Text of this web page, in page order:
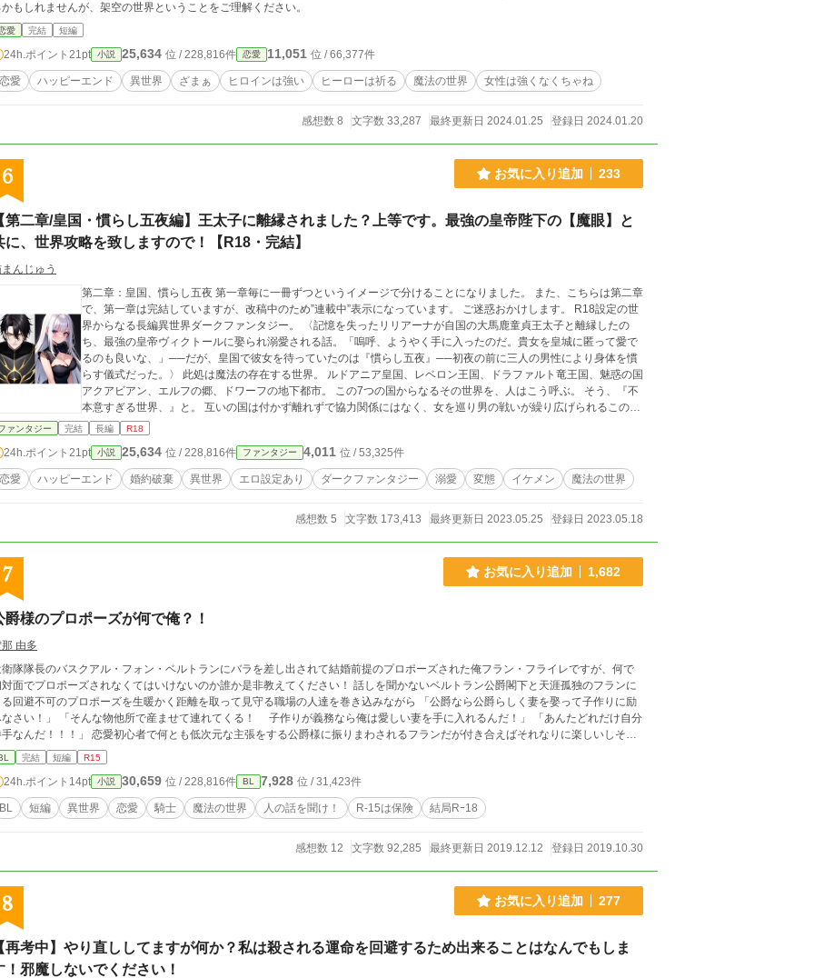
もしれませんが、架空の世界ということをご理解ください。
愛 完結 短編
24h.ポイント 21pt 小説 25,634 位 / 228,816件 恋愛 11,051 位 / 66,377件
恋愛 ハッピーエンド 異世界 ざまぁ ヒロインは強い ヒーローは祈る 魔法の世界 女性は強くなくちゃね
感想数 8 文字数 33,287 最終更新日 2024.01.25 登録日 2024.01.20
6 お気に入り追加 233
第二章/皇国・慣らし五夜編】王太子に離縁されました？上等です。最強の皇帝陛下の【魔眼】と
に、世界攻略を致しますので！【R18・完結】
んじゅう
第二章：皇国、慣らし五夜 第一章毎に一冊ずつというイメージで分けることになりました。 また、こちらは第二章
で、第一章は完結していますが、改稿中のため”連載中”表示になっています。 ご迷惑おかけします。 R18設定の世
界からなる長編異世界ダークファンタジー。 〈記憶を失ったリリアーナが自国の大馬鹿童貞王太子と離縁したの
ち、最強の皇帝ヴィクトールに娶られ溺愛される話。「嗚呼、ようやく手に入ったのだ。貴女を皇城に匿って愛で
るのも良いな、」──だが、皇国で彼女を待っていたのは『慣らし五夜』──初夜の前に三人の男性により身体を慣
らす儀式だった。〉 此処は魔法の存在する世界。 ルドアニア皇国、レベロン王国、ドラファルト竜王国、魅惑の国
アクアビアン、エルフの郷、ドワーフの地下都市。 この7つの国からなるその世界を、人はこう呼ぶ。 そう、『不
本意すぎる世界、』と。 互いの国は付かず離れずで協力関係にはなく、女を巡り男の戦いが繰り広げられるこの世
界は個々の国が独自の性分化を持つ弱肉強食、まさに男性に優遇されたような世界。 歯車はその一つ、レベロン王
れるのか？ さあ、不本意なこの世界で、生きる者たちの物語を始めよう。 1．作品の構成は異世界ダークファンタ
ジーが基盤。そこにR18能力や設定、展開がある仕様です。エロメイン小説ではありません。 2．構想段階でも超
長編予定。第一章『王国、離縁篇』完結済、第二章『皇国、慣らし五夜篇』はR18設定基盤で進む物語で約50話位
ドSだったり、とたまに出す閑話はコミカルですが物語の8割はシリアスで重めです。 では、ご準備が出来ました方
ルは堕天使な宰相に囚われる』完結済、 ・MNで『不本意すぎるこの世界で』という題名で投稿中 https://novel18.s
ァンタジー 完結 長編 R18
24h.ポイント 21pt 小説 25,634 位 / 228,816件 ファンタジー 4,011 位 / 53,325件
恋愛 ハッピーエンド 婚約破棄 異世界 エロ設定あり ダークファンタジー 溺愛 変態 イケメン 魔法の世界
感想数 5 文字数 173,413 最終更新日 2023.05.25 登録日 2023.05.18
7 お気に入り追加 1,682
爵様のプロポーズが何で俺？！
由多
隊隊長のバスクアル・フォン・ベルトランにバラを差し出されて結婚前提のプロポーズされた俺フラン・フライレですが、何で
面でプロポーズされなくてはいけないのか誰か是非教えてください！ 話しを聞かないベルトラン公爵閣下と天涯孤独のフランに
回避不可のプロポーズを生暖かく距離を取って見守る職場の人達を巻き込みながら 「公爵なら公爵らしく妻を娶って子作りに励
なさい！」 「そんな物他所で産ませて連れてくる！ 子作りが義務なら俺は愛しい妻を手に入れるんだ！」 「あんたどれだけ自分
！」 恋愛初心者で何とも低次元な主張をする公爵様に振りまわされるフランだが付き合えばそれなりに楽しいしその
ち意識もする……のだろうか？
完結 短編 R15
24h.ポイント 14pt 小説 30,659 位 / 228,816件 BL 7,928 位 / 31,423件
BL 短編 異世界 恋愛 騎士 魔法の世界 人の話を聞け！ R-15は保険 結局Rｰ18
感想数 12 文字数 92,285 最終更新日 2019.12.12 登録日 2019.10.30
8 お気に入り追加 277
再考中】やり直ししてますが何か？私は殺される運命を回避するため出来ることはなんでもしま
！邪魔しないでください！